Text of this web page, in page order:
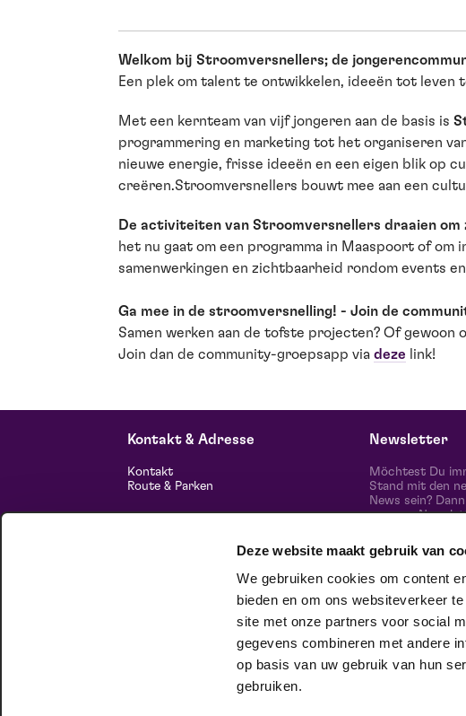
Deze website maakt gebruik van
We gebruiken cookies om content
bieden en om ons websiteverkeer
site met onze partners voor social
gegevens combineren met andere
op basis van uw gebruik van hun
gebruiken.
Welkom bij Stroomversnellers; de
Een plek om talent te ontwikkelen, ideeën tot
Met een kernteam van vijf jongeren aan de basis is
programmering en marketing tot het organiseren
nieuwe energie, frisse ideeën en een eigen blik op
creëren.Stroomversnellers bouwt mee aan een
De activiteiten van Stroomversnellers draaien om
het nu gaat om een programma in Maaspoort of
samenwerkingen en zichtbaarheid rondom events
Ga mee in de stroomversnelling! - Join de
Samen werken aan de tofste projecten? Of gewoon
Join dan de community-groepsapp via deze link!
Kontakt & Adresse
Kontakt
Route & Parken
Nachhaltiges Unternehmen
hausgesellschaft
Im Club Lam können Sie ganz Sie
selbst sein. Willst du mehr wissen?
Newsletter
Möchtest Du
Stand mit den
News sein?
unseren
Folge uns auf